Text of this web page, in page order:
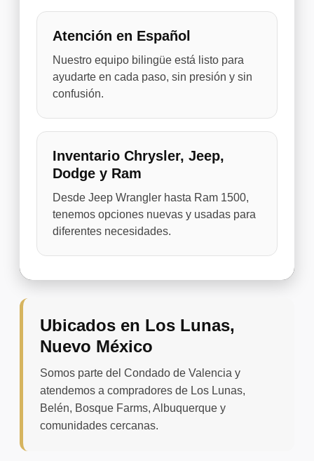
Atención en Español
Nuestro equipo bilingüe está listo para
ayudarte en cada paso, sin presión y sin
confusión.
Inventario Chrysler, Jeep,
Dodge y Ram
Desde Jeep Wrangler hasta Ram 1500,
tenemos opciones nuevas y usadas para
diferentes necesidades.
Ubicados en Los Lunas,
Nuevo México
Somos parte del Condado de Valencia y
atendemos a compradores de Los Lunas,
Belén, Bosque Farms, Albuquerque y
comunidades cercanas.